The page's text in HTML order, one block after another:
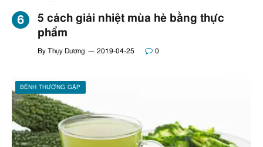
5 cách giải nhiệt mùa hè bằng thực
phẩm
By Thụy Dương 2019-04-25 0
BỆNH THƯỜNG GẶP